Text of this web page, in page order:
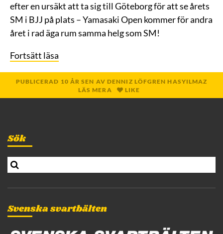
efter en ursäkt att ta sig till Göteborg för att se årets
SM i BJJ på plats – Yamasaki Open kommer för andra
året i rad äga rum samma helg som SM!
Fortsätt läsa
PUBLICERAD 10 ÅR SEN AV DENNIZ LÖFGREN HASYILMAZ
LÄS MERA
LIKE
Sök
e
r
h
Svenska svartbälten